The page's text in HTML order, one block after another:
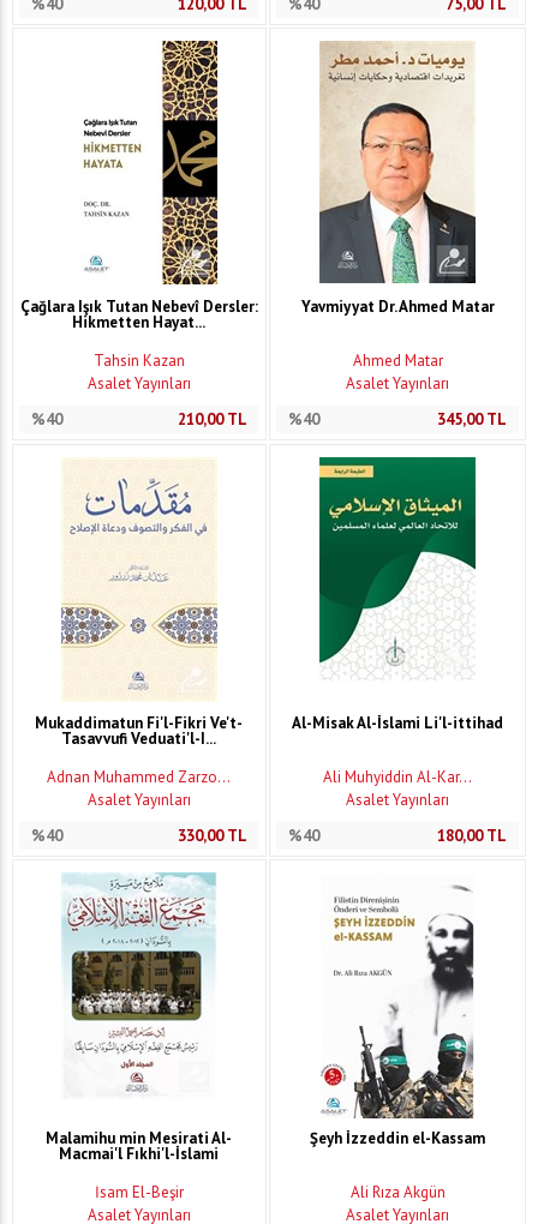
%40
120,00TL
%40
75,00TL
Çağlara Işık Tutan Nebevî Dersler:
Hikmetten Hayat...
Tahsin Kazan
Asalet Yayınları
%40
210,00TL
Yavmiyyat Dr. Ahmed Matar
Ahmed Matar
Asalet Yayınları
%40
345,00TL
Mukaddimatun Fi'l-Fikri Ve't-
Tasavvufi Veduati'l-I...
Adnan Muhammed Zarzo...
Asalet Yayınları
%40
330,00TL
Al-Misak Al-İslami Li'l-ittihad
Ali Muhyiddin Al-Kar...
Asalet Yayınları
%40
180,00TL
Malamihu min Mesirati Al-
Macmai'l Fıkhi'l-İslami
İsam El-Beşir
Asalet Yayınları
Şeyh İzzeddin el-Kassam
Ali Rıza Akgün
Asalet Yayınları